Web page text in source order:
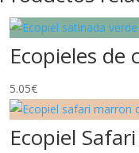
Ecopieles de
5.05€
Ecopiel